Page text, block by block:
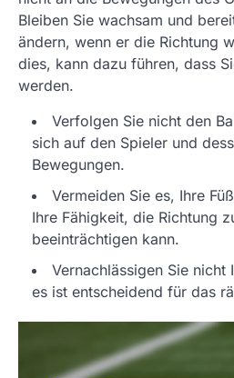
Bleiben Sie wachsam und
ändern, wenn er die Richtung
dies, kann dazu führen, dass
werden.
Verfolgen Sie nicht den
sich auf den Spieler und
Bewegungen.
Vermeiden Sie es, Ihre
Ihre Fähigkeit, die Richtung
beeinträchtigen kann.
Vernachlässigen Sie nicht
es ist entscheidend für das